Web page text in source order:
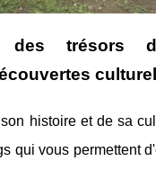
des trésors
histoire et de sa
qui vous permettent